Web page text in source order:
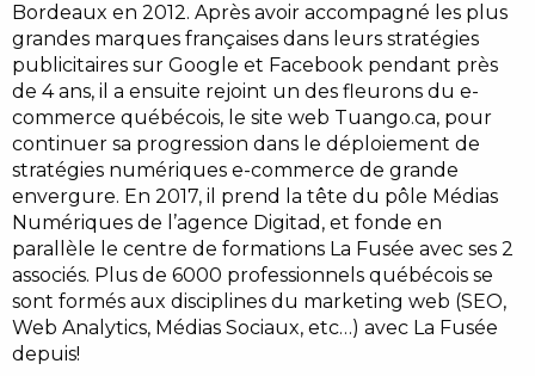
Bordeaux en 2012. Après avoir accompagné les plus
grandes marques françaises dans leurs stratégies
publicitaires sur Google et Facebook pendant près
de 4 ans, il a ensuite rejoint un des fleurons du e-
commerce québécois, le site web Tuango.ca, pour
continuer sa progression dans le déploiement de
stratégies numériques e-commerce de grande
envergure. En 2017, il prend la tête du pôle Médias
Numériques de l’agence Digitad, et fonde en
parallèle le centre de formations La Fusée avec ses 2
associés. Plus de 6000 professionnels québécois se
sont formés aux disciplines du marketing web (SEO,
Web Analytics, Médias Sociaux, etc…) avec La Fusée
depuis!